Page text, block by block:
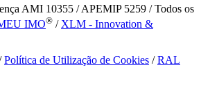
AMI 10355 / APEMIP 5259 / Todos os
IMO® / XLM - Innovation &
Política de Utilização de Cookies /RAL